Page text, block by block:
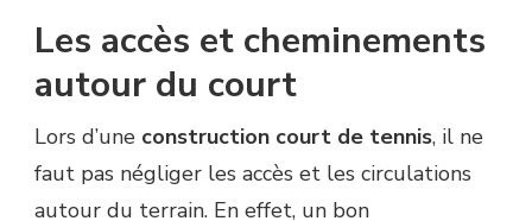
Les accès et cheminements
autour du court
Lors d’une construction court de tennis, il ne
faut pas négliger les accès et les circulations
autour du terrain. En effet, un bon